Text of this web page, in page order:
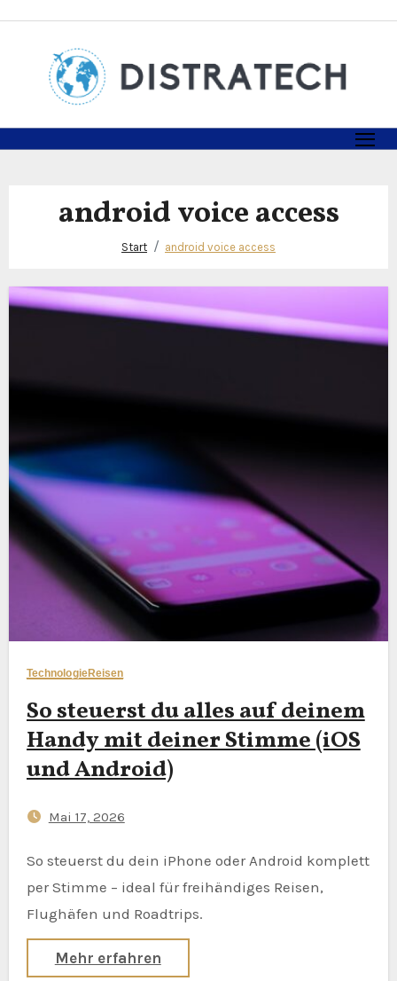
springen
android voice access
Start android voice access
TechnologieReisen
So steuerst du alles auf deinem
Handy mit deiner Stimme (iOS
und Android)
Mai 17, 2026
So steuerst du dein iPhone oder Android komplett
per Stimme – ideal für freihändiges Reisen,
Flughäfen und Roadtrips.
Mehr erfahren